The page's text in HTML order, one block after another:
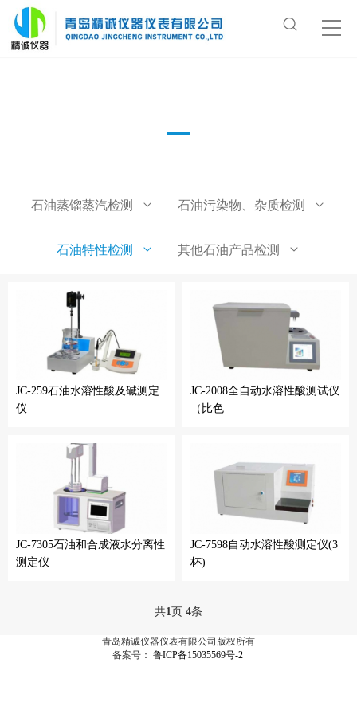
石油蒸馏蒸汽检测 石油污染物、杂质检测
石油特性检测 其他石油产品检测
JC-259石油水溶性酸及碱测定
仪
JC-2008全自动水溶性酸测试仪
（比色
JC-7305石油和合成液水分离性
测定仪
JC-7598自动水溶性酸测定仪(3
杯)
共1页 4条
青岛精诚仪器仪表有限公司版权所有
备案号： 鲁ICP备15035569号-2